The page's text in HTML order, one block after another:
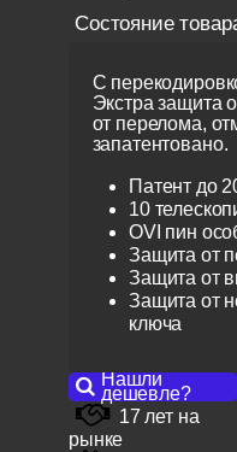
Состояние
С
Экстра защита
от перелома,
запатентовано.
Патент до
10
OVI пин
Защита от
Защита от
Защита от
ключа
Нашли
дешевле?
17 лет на
рынке